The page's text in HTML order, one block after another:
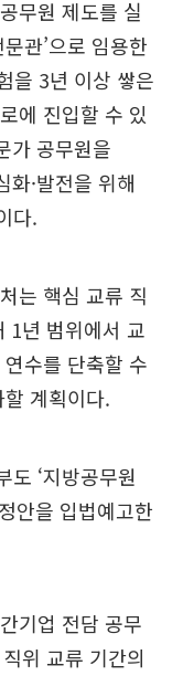
무원 제도를 실
관’으로 임용한
을 3년 이상 쌓은
에 진입할 수 있
가 공무원을
·발전을 위해
다.
는 핵심 교류 직
1년 범위에서 교
수를 단축할 수
계획이다.
‘지방공무원
안을 입법예고한
기업 전담 공무
위 교류 기간의